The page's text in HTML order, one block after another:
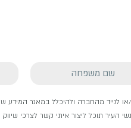
או לנייד מהחברה ולהיכלל במאגר המידע
תוכל ליצור איתי קשר לצרכי שיווק